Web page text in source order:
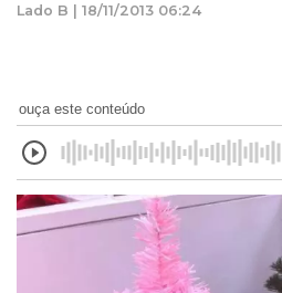
Lado B | 18/11/2013 06:24
ouça este conteúdo